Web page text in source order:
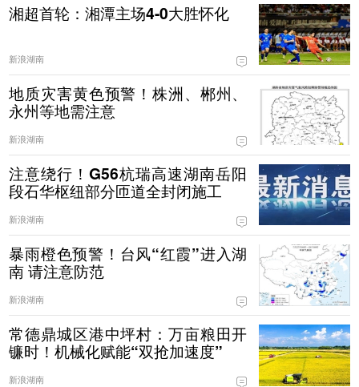
湘超首轮：湘潭主场4-0大胜怀化
新浪湖南
地质灾害黄色预警！株洲、郴州、
永州等地需注意
新浪湖南
注意绕行！G56杭瑞高速湖南岳阳
段石华枢纽部分匝道全封闭施工
新浪湖南
暴雨橙色预警！台风“红霞”进入湖
南 请注意防范
新浪湖南
常德鼎城区港中坪村：万亩粮田开
镰时！机械化赋能“双抢加速度”
新浪湖南